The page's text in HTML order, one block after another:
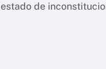
estado de